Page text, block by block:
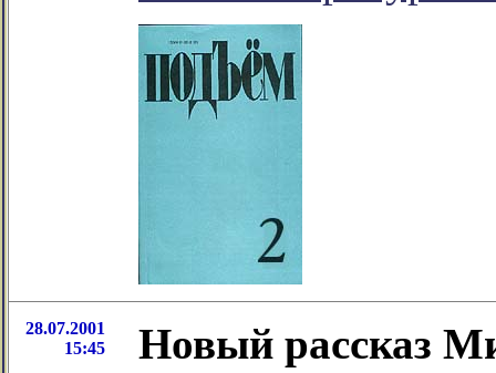
28.07.2001
15:45
Новый рассказ